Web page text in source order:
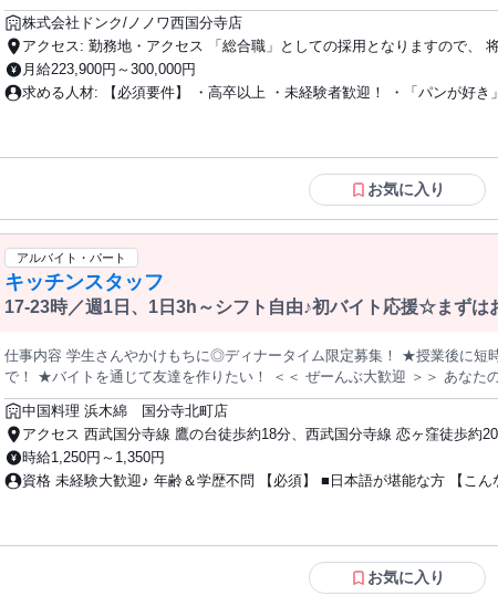
ため、 「粉を捏ね上げから焼き上げまで」 生地と対話しながら作り上げます。 売場に併設した厨房で製造する
焼きたてのパンを提供できます。 また、売場内の3割がその店舗の オリジナル商品というのも当社の特徴。 コツコツ
とひとつずつ技術を習得し、 あなたのこだわりが詰まった オリジナルのパンを生み出せます
とにかく夢中になれるのがパン製造です。 ご興味のある方はぜひ最後までご覧ください！
━━━━━━ ・パン生地の仕込み、成形、焼き上げ(完全手作り) ・原材料の
す。 パンに関する知識や衛生管理の基礎を 学べる各種研修の実施はもちろんのこと、 海外講師など一流の職人から技
術指導を 受けられる講習会も実施しています。 手に職をつけ、将来は自分のお店を 持つことも夢ではありません。 自
分らしいキャリア形成を ￣￣V￣￣￣￣￣￣￣￣￣￣ ドンクには、異動や
あります（年1回）。 ご自身のビジョンに合った キャリア形成をサポ
株式会社ドンク/ノノワ西国分寺店
アクセス: 勤務地・アクセス 「総合職」としての採用となりますので、 将来的にはキ
ャリア形成のための職種変更や、 転居を伴う異動の可能性もございます。 ●初期配属
について 最初の配属店舗については、 入社前に希望勤務地をお伺いの上
異動の可能性がございます。 ただし、その際はご本人のご事情・希望を
ら、 最終的に異動先の決定をさせていただいています。 ●勤務先へのアクセス 各店舗
最寄駅から徒歩圏内の立地がほとんどです。 ※一部郊外の店舗もありま
はお気軽にお問合せください。
月給223,900円～300,000円
求める人材: 【必須要件】 ・高卒以上 ・未経験者歓迎！ ・「パンが好き」という熱い
一つひとつの作業に丁寧に取り組める方 ・ゆくゆくは商品開発にも挑戦
お気に入り
アルバイト・パート
キッチンスタッフ
17-23時／週1日、1日3h～シフト自由♪初バイト応援☆まずは
仕事内容 学生さんやかけもちに◎ディナータイム限定募集！ ★授業後に短
で！ ★バイトを通じて友達を作りたい！ ＜＜ ぜーんぶ大歓迎 ＞＞ あなたのライフスタイルにあわせて働けます。 学
校やサークル優先のシフトもOK！ 終電や門限なども考慮します。 テスト
能！ 希望収入額の相談もお気軽に♪ あなたにお願いしたいお仕事は… ■食材の準備 ■調理補助 ■洗い物 ■盛り付け など
ディナーは家族連れから宴会まで幅広いお客様がご来店され お酒や大皿料理など
は包丁の使い方からレクチャー！ 簡単なことから始めて、ゆくゆくは本格
なれることからスタートしましょう。 短期バイトも相談OK！気に入ったら長期へ変更も大歓迎♪ 「浜木綿のバイトが
自分に合っているかわからない」 「初めてのバイトで学校と両立できるか
覚でバイトに挑戦してみるのもアリですよ。 お手頃だけど日本人好みの本格中華としてお馴染みの「中国料理 浜木
綿」 昭和42年創業。『特別な日に行きたい本格的な中華料理をお手頃に』
エリアのお客様をメインに、住宅地を抱える幹線道路のみの出店という 立
中国料理 浜木綿 国分寺北町店
アクセス 西武国分寺線 鷹の台徒歩約18分、西武国分寺線 恋ヶ窪徒歩約
央本線 国立北口徒歩約31分
時給1,250円～1,350円
資格 未経験大歓迎♪ 年齢＆学歴不問 【必須】 ■日本語が堪能な方 【こんな方にぜひ】
気軽にご応募ください！
お気に入り